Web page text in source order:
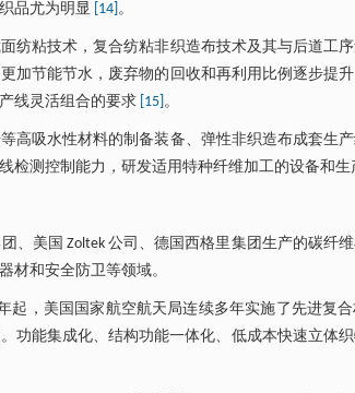
品尤为明显 [14] 。
纺粘技术，复合纺粘非织造布技术及其与后道工
加节能节水，废弃物的回收和再利用比例逐步提
线灵活组合的要求 [15] 。
高吸水性材料的制备装备、弹性非织造布成套生
测控制能力，研发适用特种纤维加工的设备和生
、美国 Zoltek 公司、德国西格里集团生产的碳纤
材和安全防卫等领域。
，美国国家航空航天局连续多年实施了先进复合
功能集成化、结构功能一体化、低成本快速立体